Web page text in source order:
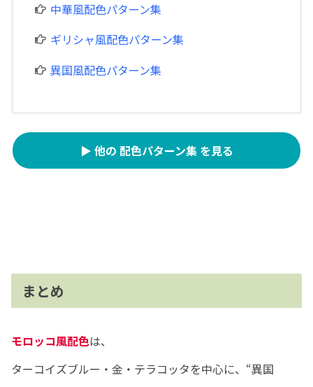
中華風配色パターン集
ギリシャ風配色パターン集
異国風配色パターン集
▶ 他の 配色パターン集 を見る
まとめ
モロッコ風配色は、
ターコイズブルー・金・テラコッタを中心に、“異国